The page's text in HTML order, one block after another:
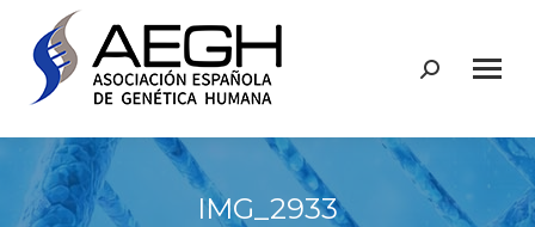
Buscar:
IMG_2933